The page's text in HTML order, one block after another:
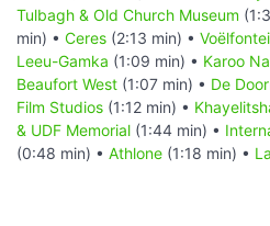
Tulbagh & Old Church Museum
min) • Ceres (2:13 min) •
Leeu-Gamka (1:09 min) • Karoo
Beaufort West (1:07 min) • De
Film Studios (1:12 min) •
& UDF Memorial (1:44 min) •
(0:48 min) • Athlone (1:18 min) •